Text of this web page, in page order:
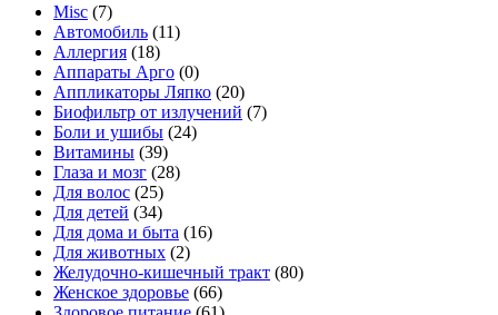
Misc (7)
Автомобиль (11)
Аллергия (18)
Аппараты Арго (0)
Аппликаторы Ляпко (20)
Биофильтр от излучений (7)
Боли и ушибы (24)
Витамины (39)
Глаза и мозг (28)
Для волос (25)
Для детей (34)
Для дома и быта (16)
Для животных (2)
Желудочно-кишечный тракт (80)
Женское здоровье (66)